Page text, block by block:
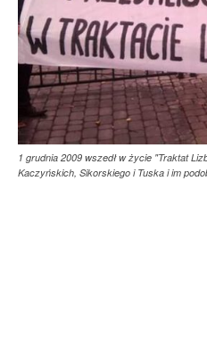
1 grudnia 2009 wszedł w życie "Traktat
Kaczyńskich, Sikorskiego i Tuska i im